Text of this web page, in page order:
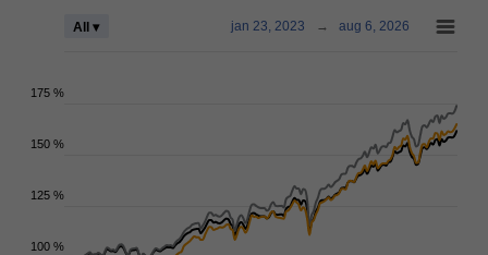
All ▾ jan 23, 2023 → aug 6, 2026
100 %
125 %
150 %
175 %